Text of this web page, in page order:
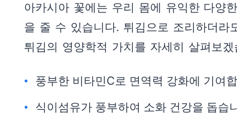
아카시아 꽃에는 우리 몸에 유익한 다양
을 줄 수 있습니다. 튀김으로 조리하더
튀김의 영양학적 가치를 자세히 살펴보겠
풍부한 비타민C로 면역력 강화에 기여
식이섬유가 풍부하여 소화 건강을 돕습